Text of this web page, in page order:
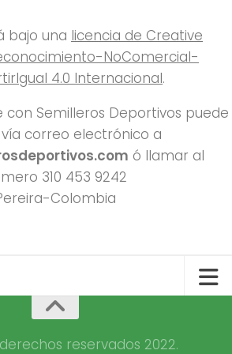
bajo una licencia de Creative
NoComercial-
4.0 Internacional.
con Semilleros Deportivos puede
correo electrónico a
ó llamar al
310 453 9242
Colombia
reservados 2022.